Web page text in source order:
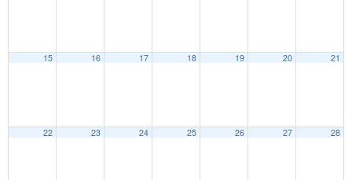
15 16 17 18 19 20 21
22 23 24 25 26 27 28